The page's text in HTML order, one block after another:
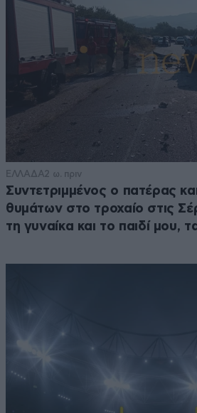
ΕΛΛΑΔΑ2 ω. πριν
Συντετριμμένος ο πατέρας
θυμάτων στο τροχαίο στις
τη γυναίκα και το παιδί μου,